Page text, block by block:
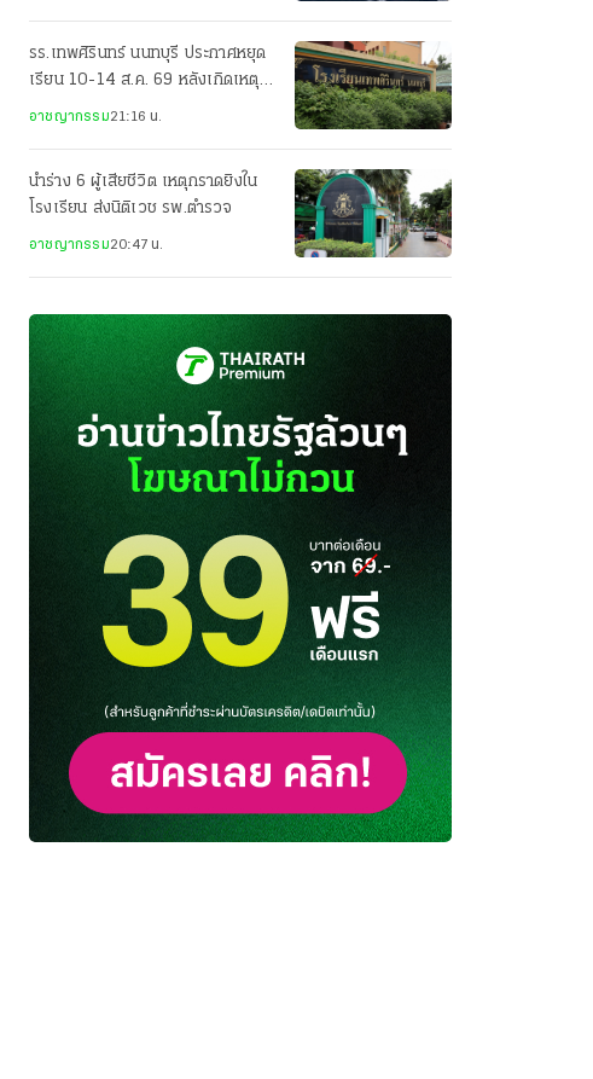
รร.เทพศิรินทร์ นนทบุรี ประกาศหยุด
เรียน 10-14 ส.ค. 69 หลังเกิดเหตุก
อาชญากรรม21:16 น.
นำร่าง 6 ผู้เสียชีวิต เหตุกราดยิงใน
โรงเรียน ส่งนิติเวช รพ.ตำรวจ
อาชญากรรม20:47 น.